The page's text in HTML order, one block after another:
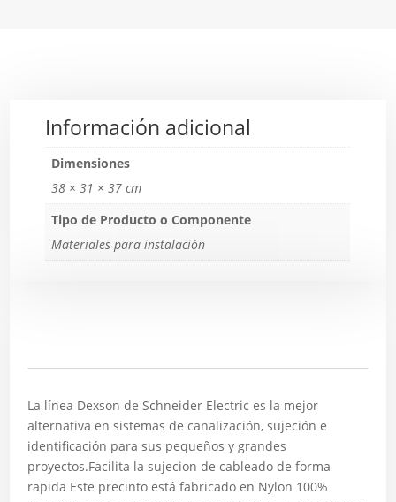
Información adicional
Dimensiones
38 × 31 × 37 cm
Tipo de Producto o Componente
Materiales para instalación
La línea Dexson de Schneider Electric es la mejor
alternativa en sistemas de canalización, sujeción e
identificación para sus pequeños y grandes
proyectos.Facilita la sujecion de cableado de forma
rapida Este precinto está fabricado en Nylon 100%